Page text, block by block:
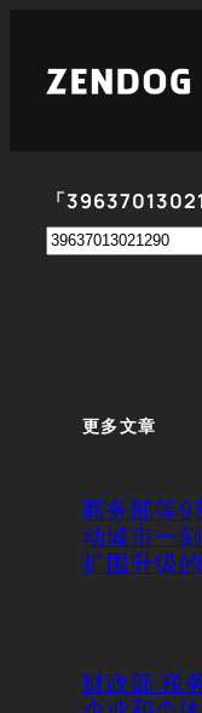
「
搜
更多文章
商务部等9
动城市一
扩围升级
财政部 税